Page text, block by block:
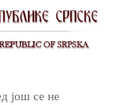
још се не